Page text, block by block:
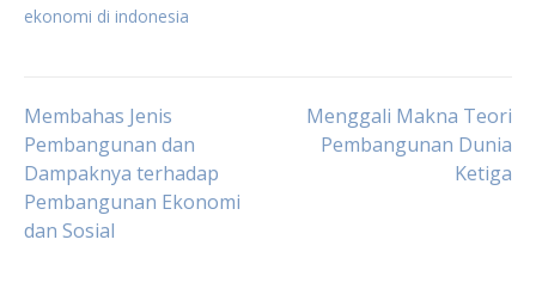
ekonomi di indonesia
Post
navigation
Membahas Jenis
Pembangunan dan
Dampaknya terhadap
Pembangunan Ekonomi
dan Sosial
Menggali Makna Teori
Pembangunan Dunia
Ketiga